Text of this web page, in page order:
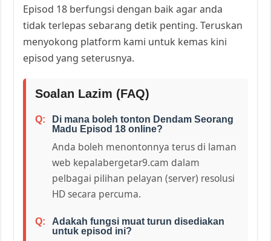
Episod 18 berfungsi dengan baik agar anda
tidak terlepas sebarang detik penting. Teruskan
menyokong platform kami untuk kemas kini
episod yang seterusnya.
Soalan Lazim (FAQ)
Di mana boleh tonton Dendam Seorang
Madu Episod 18 online?
Anda boleh menontonnya terus di laman
web kepalabergetar9.cam dalam
pelbagai pilihan pelayan (server) resolusi
HD secara percuma.
Adakah fungsi muat turun disediakan
untuk episod ini?